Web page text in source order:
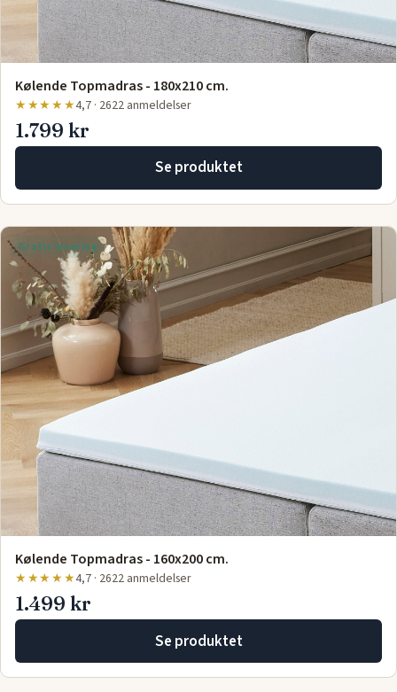
Kølende Topmadras - 180x210 cm.
★★★★★4,7 · 2622 anmeldelser
1.799 kr
Se produktet
Gratis levering
Kølende Topmadras - 160x200 cm.
★★★★★4,7 · 2622 anmeldelser
1.499 kr
Se produktet